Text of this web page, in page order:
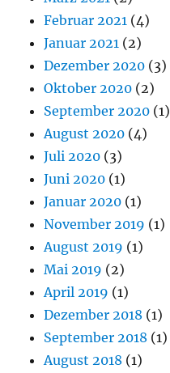
Februar 2021 (4)
Januar 2021 (2)
Dezember 2020 (3)
Oktober 2020 (2)
September 2020 (1)
August 2020 (4)
Juli 2020 (3)
Juni 2020 (1)
Januar 2020 (1)
November 2019 (1)
August 2019 (1)
Mai 2019 (2)
April 2019 (1)
Dezember 2018 (1)
September 2018 (1)
August 2018 (1)